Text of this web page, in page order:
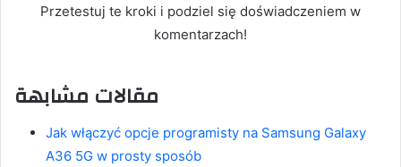
Przetestuj te kroki i podziel się doświadczeniem w
komentarzach!
مقالات مشابهة
Jak włączyć opcje programisty na Samsung Galaxy
A36 5G w prosty sposób